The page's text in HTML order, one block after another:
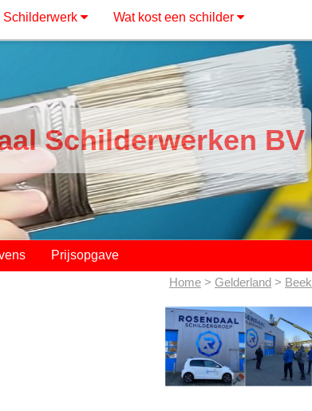
Schilderwerk Wat kost een schilder
Schilderwerken BV
Prijsopgave
Home > Gelderland > Beek